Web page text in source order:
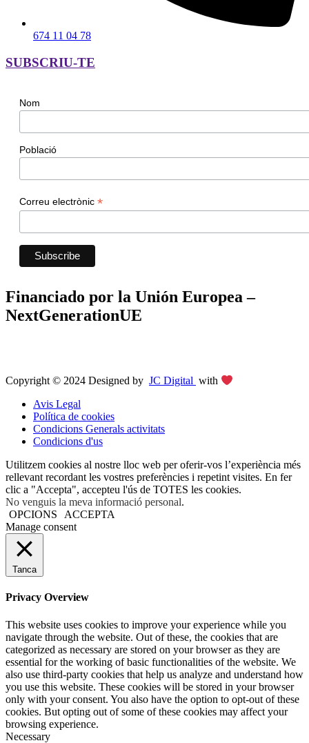
674 11 04 78
SUBSCRIU-TE
Nom
Població
Correu electrònic *
Financiado por la Unión Europea –
NextGenerationUE
Copyright © 2024 Designed by JC Digital with
Avis Legal
Política de cookies
Condicions Generals activitats
Condicions d'us
Utilitzem cookies al nostre lloc web per oferir-vos l’experiència més
rellevant recordant les vostres preferències i repetint visites. En fer
clic a "Accepta", accepteu l'ús de TOTES les cookies.
No venguis la meva informació personal.
OPCIONS
ACCEPTA
Manage consent
Tanca
Privacy Overview
This website uses cookies to improve your experience while you
navigate through the website. Out of these, the cookies that are
categorized as necessary are stored on your browser as they are
essential for the working of basic functionalities of the website. We
also use third-party cookies that help us analyze and understand how
you use this website. These cookies will be stored in your browser
only with your consent. You also have the option to opt-out of these
cookies. But opting out of some of these cookies may affect your
browsing experience.
Necessary